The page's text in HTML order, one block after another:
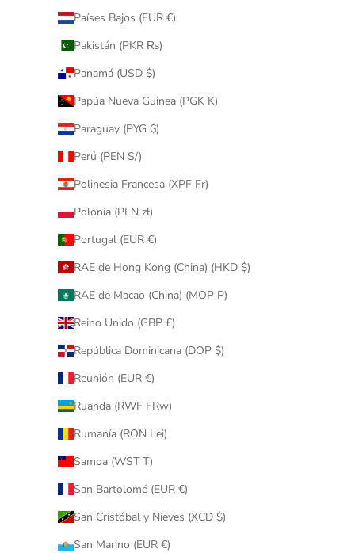
Países Bajos (EUR €)
Pakistán (PKR ₨)
Panamá (USD $)
Papúa Nueva Guinea (PGK K)
Paraguay (PYG ₲)
Perú (PEN S/)
Polinesia Francesa (XPF Fr)
Polonia (PLN zł)
Portugal (EUR €)
RAE de Hong Kong (China) (HKD $)
RAE de Macao (China) (MOP P)
Reino Unido (GBP £)
República Dominicana (DOP $)
Reunión (EUR €)
Ruanda (RWF FRw)
Rumanía (RON Lei)
Samoa (WST T)
San Bartolomé (EUR €)
San Cristóbal y Nieves (XCD $)
San Marino (EUR €)